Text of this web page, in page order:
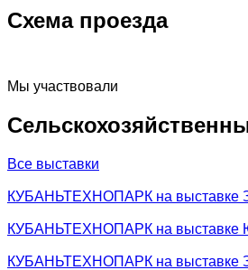
Схема проезда
Мы участвовали
Все выставки
КУБАНЬТЕХНОПАРК на выставке
КУБАНЬТЕХНОПАРК на выставке
КУБАНЬТЕХНОПАРК на выставке